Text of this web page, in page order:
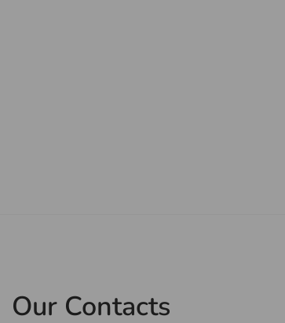
Our Contacts